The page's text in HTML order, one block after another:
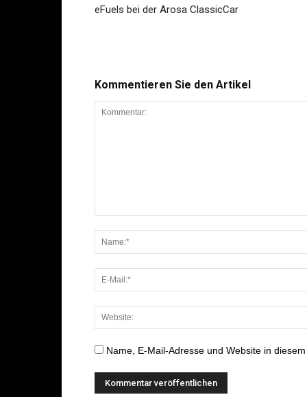
eFuels bei der Arosa ClassicCar
Kommentieren Sie den Artikel
Name, E-Mail-Adresse und Website in